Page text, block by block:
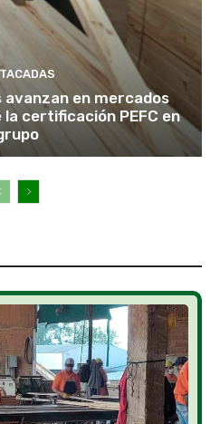
en mercados
certificación PEFC en